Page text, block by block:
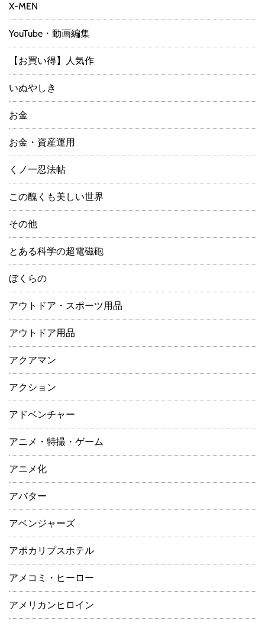
X-MEN
YouTube・動画編集
【お買い得】人気作
いぬやしき
お金
お金・資産運用
くノ一忍法帖
この醜くも美しい世界
その他
とある科学の超電磁砲
ぼくらの
アウトドア・スポーツ用品
アウトドア用品
アクアマン
アクション
アドベンチャー
アニメ・特撮・ゲーム
アニメ化
アバター
アベンジャーズ
アポカリプスホテル
アメコミ・ヒーロー
アメリカンヒロイン